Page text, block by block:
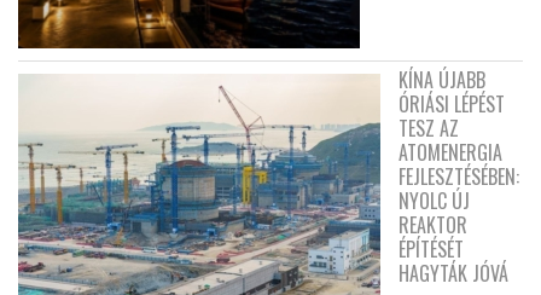
KÍNA ÚJABB
ÓRIÁSI LÉPÉST
TESZ AZ
ATOMENERGIA
FEJLESZTÉSÉBEN:
NYOLC ÚJ
REAKTOR
ÉPÍTÉSÉT
HAGYTÁK JÓVÁ